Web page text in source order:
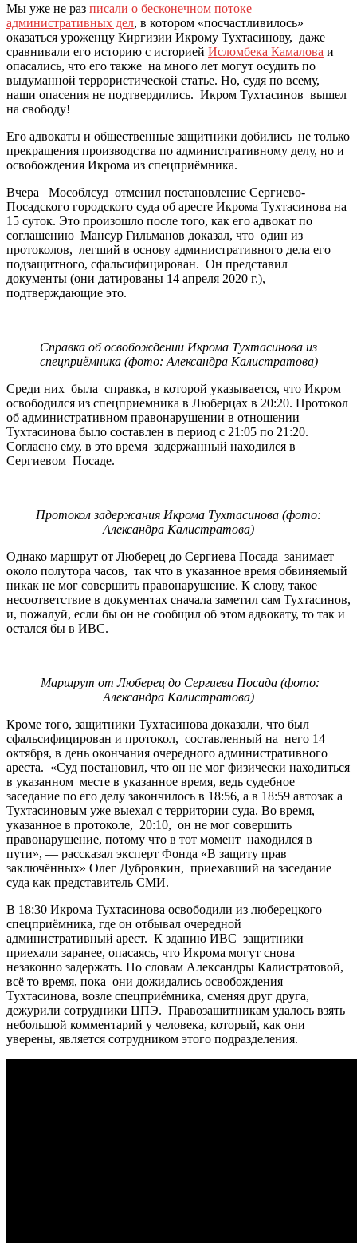
Мы уже не раз писали о бесконечном потоке
административных дел, в котором «посчастливилось»
оказаться уроженцу Киргизии Икрому Тухтасинову, даже
сравнивали его историю с историей Исломбека Камалова и
опасались, что его также на много лет могут осудить по
выдуманной террористической статье. Но, судя по всему,
наши опасения не подтвердились. Икром Тухтасинов вышел
на свободу!
Его адвокаты и общественные защитники добились не только
прекращения производства по административному делу, но и
освобождения Икрома из спецприёмника.
Вчера Мособлсуд отменил постановление Сергиево-
Посадского городского суда об аресте Икрома Тухтасинова на
15 суток. Это произошло после того, как его адвокат по
соглашению Мансур Гильманов доказал, что один из
протоколов, легший в основу административного дела его
подзащитного, сфальсифицирован. Он представил
документы (они датированы 14 апреля 2020 г.),
подтверждающие это.
Справка об освобождении Икрома Тухтасинова из
спецприёмника (фото: Александра Калистратова)
Среди них была справка, в которой указывается, что Икром
освободился из спецприемника в Люберцах в 20:20. Протокол
об административном правонарушении в отношении
Тухтасинова было составлен в период с 21:05 по 21:20.
Согласно ему, в это время задержанный находился в
Сергиевом Посаде.
Протокол задержания Икрома Тухтасинова (фото:
Александра Калистратова)
Однако маршрут от Люберец до Сергиева Посада занимает
около полутора часов, так что в указанное время обвиняемый
никак не мог совершить правонарушение. К слову, такое
несоответствие в документах сначала заметил сам Тухтасинов,
и, пожалуй, если бы он не сообщил об этом адвокату, то так и
остался бы в ИВС.
Маршрут от Люберец до Сергиева Посада (фото:
Александра Калистратова)
Кроме того, защитники Тухтасинова доказали, что был
сфальсифицирован и протокол, составленный на него 14
октября, в день окончания очередного административного
ареста. «Суд постановил, что он не мог физически находиться
в указанном месте в указанное время, ведь судебное
заседание по его делу закончилось в 18:56, а в 18:59 автозак а
Тухтасиновым уже выехал с территории суда. Во время,
указанное в протоколе, 20:10, он не мог совершить
правонарушение, потому что в тот момент находился в
пути», — рассказал эксперт Фонда «В защиту прав
заключённых» Олег Дубровкин, приехавший на заседание
суда как представитель СМИ.
В 18:30 Икрома Тухтасинова освободили из люберецкого
спецприёмника, где он отбывал очередной
административный арест. К зданию ИВС защитники
приехали заранее, опасаясь, что Икрома могут снова
незаконно задержать. По словам Александры Калистратовой,
всё то время, пока они дожидались освобождения
Тухтасинова, возле спецприёмника, сменяя друг друга,
дежурили сотрудники ЦПЭ. Правозащитникам удалось взять
небольшой комментарий у человека, который, как они
уверены, является сотрудником этого подразделения.